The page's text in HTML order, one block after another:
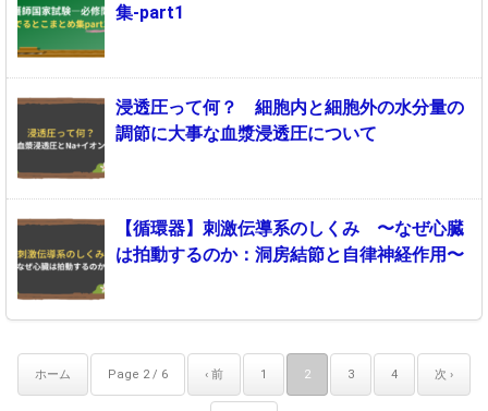
集-part1
浸透圧って何？ 細胞内と細胞外の水分量の
調節に大事な血漿浸透圧について
【循環器】刺激伝導系のしくみ 〜なぜ心臓
は拍動するのか：洞房結節と自律神経作用〜
ホーム Page 2 / 6 ‹ 前 1 2 3 4 次 ›